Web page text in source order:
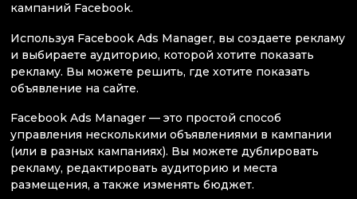
кампаний Facebook.
Используя Facebook Ads Manager, вы создаете рекламу
и выбираете аудиторию, которой хотите показать
рекламу. Вы можете решить, где хотите показать
объявление на сайте.
Facebook Ads Manager — это простой способ
управления несколькими объявлениями в кампании
(или в разных кампаниях). Вы можете дублировать
рекламу, редактировать аудиторию и места
размещения, а также изменять бюджет.